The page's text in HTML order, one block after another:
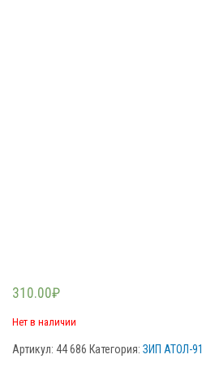
310.00₽
Нет в наличии
Артикул: 44 686 Категория: ЗИП АТОЛ-91